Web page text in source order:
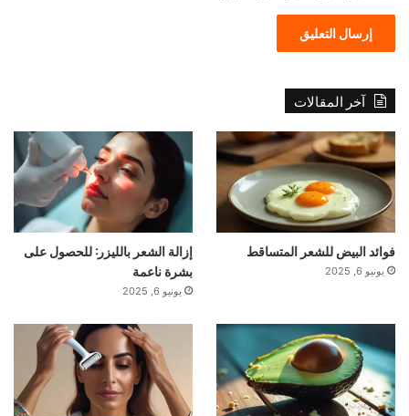
آخر المقالات
فوائد البيض للشعر المتساقط
يونيو 6, 2025
إزالة الشعر بالليزر: للحصول على
بشرة ناعمة
يونيو 6, 2025